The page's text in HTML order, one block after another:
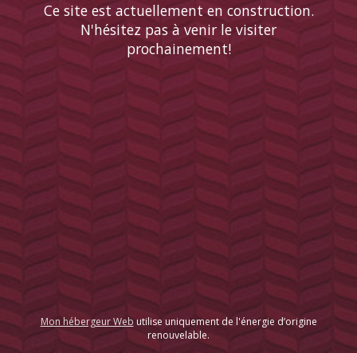
Ce site est actuellement en construction.
N'hésitez pas à venir le visiter
prochainement!
Mon hébergeur Webutilise uniquement de l'énergie d’origine
renouvelable.